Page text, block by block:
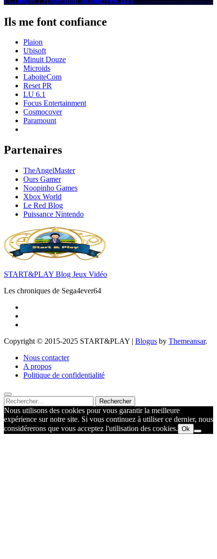
Ils me font confiance
Plaion
Ubisoft
Minuit Douze
Microids
LaboiteCom
Reset PR
LU 6.1
Focus Entertainment
Cosmocover
Paramount
Partenaires
TheAngelMaster
Ours Gamer
Noopinho Games
Xbox World
Le Red Blog
Puissance Nintendo
START&PLAY Blog Jeux Vidéo
Les chroniques de Sega4ever64
Copyright © 2015-2025 START&PLAY | Blogus by Themeansar.
Nous contacter
A propos
Politique de confidentialité
Rechercher :
Nous utilisons des cookies pour vous garantir la meilleure
expérience sur notre site. Si vous continuez à utiliser ce dernier, nous
considérerons que vous acceptez l'utilisation des cookies. Ok